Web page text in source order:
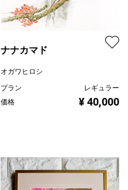
ナナカマド
オガワヒロシ
プラン
レギュラー
価格
¥ 40,000